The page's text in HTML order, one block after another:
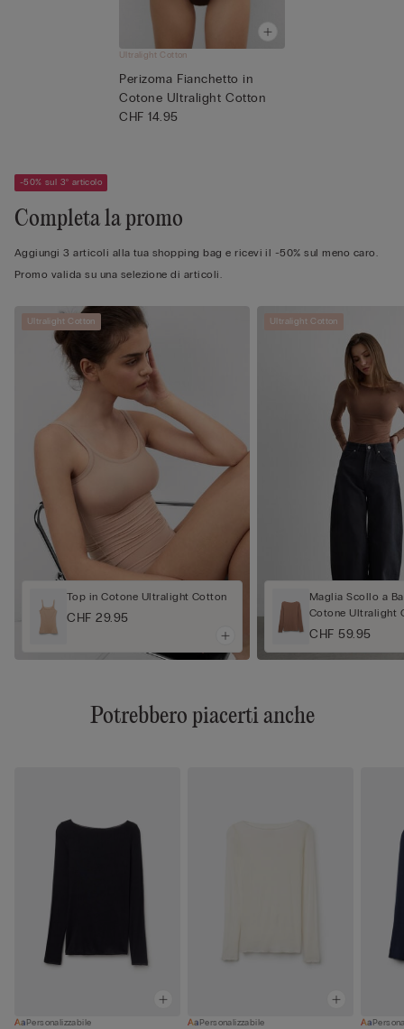
Ultralight Cotton
Perizoma Fianchetto in
Cotone Ultralight Cotton
CHF 14.95
-50% sul 3° articolo
Completa la promo
Aggiungi 3 articoli alla tua shopping bag e ricevi il -50% sul meno caro.
Promo valida su una selezione di articoli.
Ultralight Cotton
Top in Cotone Ultralight Cotton
CHF 29.95
Ultralight Cotton
Maglia Scollo a
Cotone Ultralight
CHF 59.95
Potrebbero piacerti anche
Personalizzabile
Personalizzabile